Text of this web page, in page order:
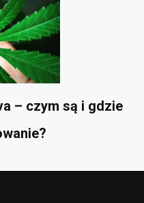
– czym są i gdzie